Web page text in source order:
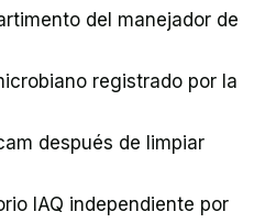
del manejador de
registrado por la
después de limpiar
IAQ independiente por